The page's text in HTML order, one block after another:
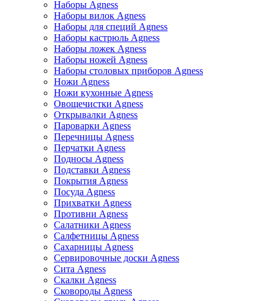
Наборы Agness
Наборы вилок Agness
Наборы для специй Agness
Наборы кастрюль Agness
Наборы ложек Agness
Наборы ножей Agness
Наборы столовых приборов Agness
Ножи Agness
Ножи кухонные Agness
Овощечистки Agness
Открывалки Agness
Пароварки Agness
Перечницы Agness
Перчатки Agness
Подносы Agness
Подставки Agness
Покрытия Agness
Посуда Agness
Прихватки Agness
Противни Agness
Салатники Agness
Салфетницы Agness
Сахарницы Agness
Сервировочные доски Agness
Сита Agness
Скалки Agness
Сковороды Agness